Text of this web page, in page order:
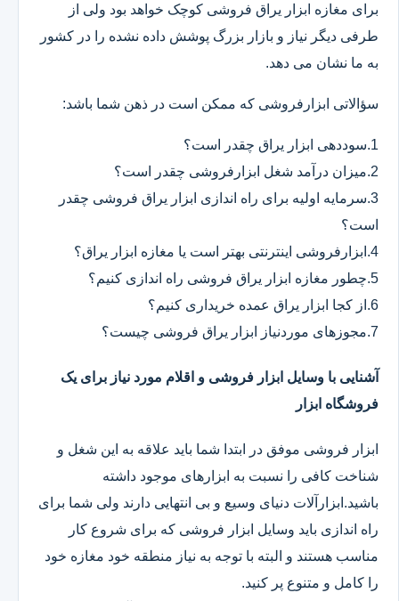
برای مغازه ابزار یراق فروشی کوچک خواهد بود ولی از
طرفی دیگر نیاز و بازار بزرگ پوشش داده نشده را در کشور
به ما نشان می دهد.
سؤالاتی ابزارفروشی که ممکن است در ذهن شما باشد:
1.سوددهی ابزار یراق چقدر است؟
2.میزان درآمد شغل ابزارفروشی چقدر است؟
3.سرمایه اولیه برای راه اندازی ابزار یراق فروشی چقدر
است؟
4.ابزارفروشی اینترنتی بهتر است یا مغازه ابزار یراق؟
5.چطور مغازه ابزار یراق فروشی راه اندازی کنیم؟
6.از کجا ابزار یراق عمده خریداری کنیم؟
7.مجوزهای موردنیاز ابزار یراق فروشی چیست؟
آشنایی با وسایل ابزار فروشی و اقلام مورد نیاز برای یک
فروشگاه ابزار
ابزار فروشی موفق در ابتدا شما باید علاقه به این شغل و
شناخت کافی را نسبت به ابزارهای موجود داشته
باشید.ابزارآلات دنیای وسیع و بی انتهایی دارند ولی شما برای
راه اندازی باید وسایل ابزار فروشی که برای شروع کار
مناسب هستند و البته با توجه به نیاز منطقه خود مغازه خود
را کامل و متنوع پر کنید.